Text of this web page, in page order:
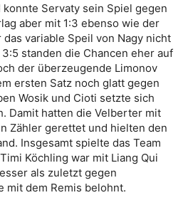
Servaty sein Spiel gegen
aber mit 1:3 ebenso wie der
variable Speil von Nagy nicht
standen die Chancen eher auf
der überzeugende Limonov
ersten Satz noch glatt gegen
Wosik und Cioti setzte sich
Damit hatten die Velberter mit
Zähler gerettet und hielten den
Insgesamt spielte das Team
Köchling war mit Liang Qui
als zuletzt gegen
mit dem Remis belohnt.